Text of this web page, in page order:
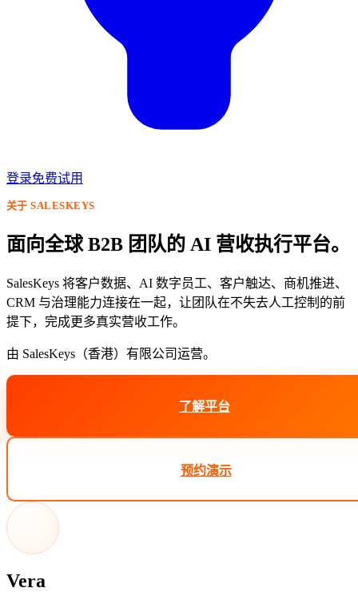
登录免费试用
关于 SALESKEYS
面向全球 B2B 团队的 AI 营收执行平台。
SalesKeys 将客户数据、AI 数字员工、客户触达、商机推进、
CRM 与治理能力连接在一起，让团队在不失去人工控制的前
提下，完成更多真实营收工作。
由 SalesKeys（香港）有限公司运营。
了解平台
预约演示
Vera